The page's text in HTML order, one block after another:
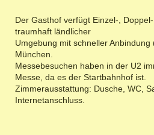
Der Gasthof verfügt Einzel-,
traumhaft ländlicher
Umgebung mit schneller
München.
Messebesuchen haben in der U2
Messe, da es der Startbahnhof ist.
Zimmerausstattung: Dusche, WC,
Internetanschluss.